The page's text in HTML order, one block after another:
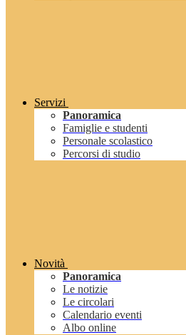
Servizi
Panoramica
Famiglie e studenti
Personale scolastico
Percorsi di studio
Novità
Panoramica
Le notizie
Le circolari
Calendario eventi
Albo online